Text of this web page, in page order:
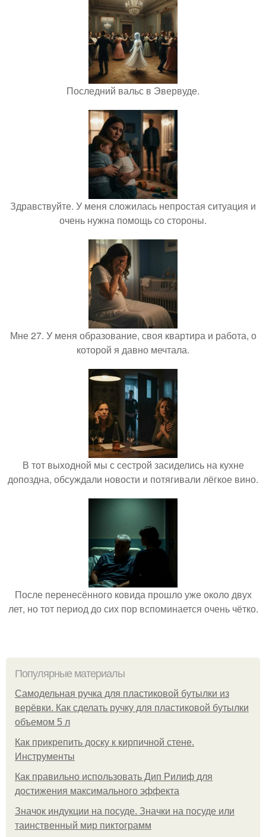
Последний вальс в Эвервуде.
Здравствуйте. У меня сложилась непростая ситуация и
очень нужна помощь со стороны.
Мне 27. У меня образование, своя квартира и работа, о
которой я давно мечтала.
В тот выходной мы с сестрой засиделись на кухне
допоздна, обсуждали новости и потягивали лёгкое вино.
После перенесённого ковида прошло уже около двух
лет, но тот период до сих пор вспоминается очень чётко.
Популярные материалы
Самодельная ручка для пластиковой бутылки из
верёвки. Как сделать ручку для пластиковой бутылки
объемом 5 л
Как прикрепить доску к кирпичной стене.
Инструменты
Как правильно использовать Дип Рилиф для
достижения максимального эффекта
Значок индукции на посуде. Значки на посуде или
таинственный мир пиктограмм